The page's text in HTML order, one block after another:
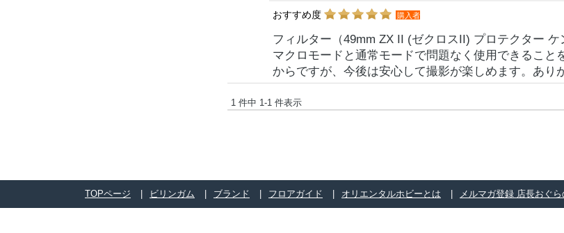
おすすめ度 購入者
フィルター（49mm ZX II (ゼクロスII) プロテクター ケ
マクロモードと通常モードで問題なく使用できること
からですが、今後は安心して撮影が楽しめます。あり
1 件中 1-1 件表示
TOPページ ビリンガム ブランド フロアガイド オリエンタルホビーとは メルマガ登録 店長おぐ